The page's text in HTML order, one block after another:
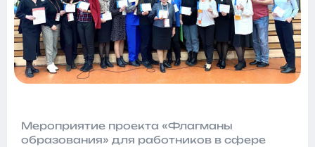
Мероприятие проекта «Флагманы
образования» для работников в сфере